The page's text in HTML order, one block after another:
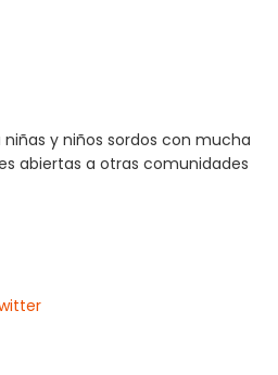
y niños sordos con mucha
abiertas a otras comunidades